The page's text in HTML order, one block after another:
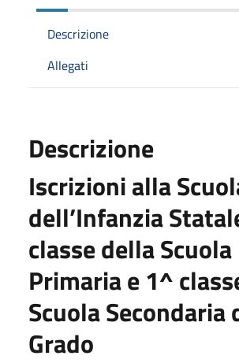
Descrizione
Allegati
Descrizione
Iscrizioni alla
dell’Infanzia
classe della Scuola
Primaria e 1^
Scuola Secondaria
Grado